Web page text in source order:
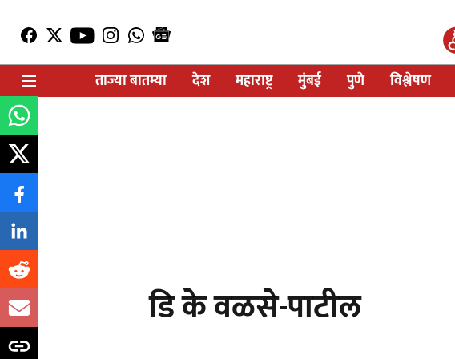
ताज्या बातम्या
देश महाराष्ट्र मुंबई पुणे विश्लेषण
डि के वळसे-पाटील